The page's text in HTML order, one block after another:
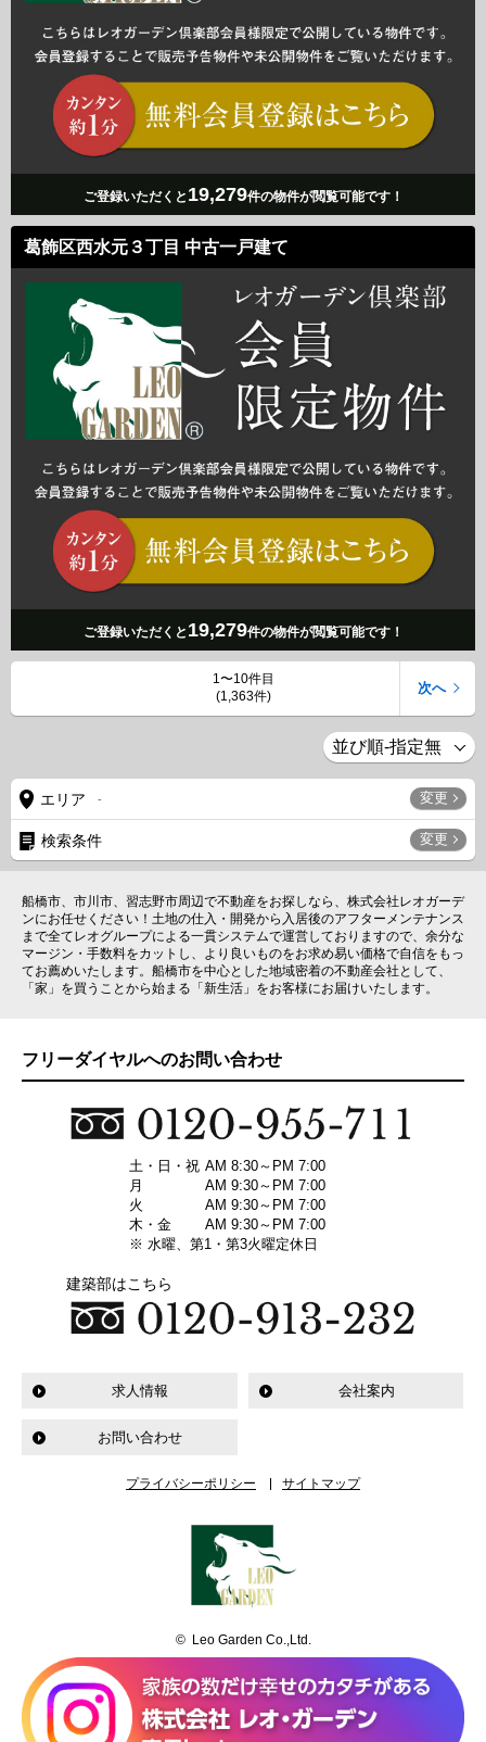
ご登録いただくと 19,279件の物件が閲覧可能です！
葛飾区西水元３丁目 中古一戸建て
ご登録いただくと 19,279件の物件が閲覧可能です！
1〜10件目
(1,363件)
次へ
エリア - 変更
検索条件 変更
船橋市、市川市、習志野市周辺で不動産をお探しなら、株式会社レオガーデ
ンにお任せください！土地の仕入・開発から入居後のアフターメンテナンス
まで全てレオグループによる一貫システムで運営しておりますので、余分な
マージン・手数料をカットし、より良いものをお求め易い価格で自信をもっ
てお薦めいたします。船橋市を中心とした地域密着の不動産会社として、
「家」を買うことから始まる「新生活」をお客様にお届けいたします。
フリーダイヤルへのお問い合わせ
土・日・祝 AM 8:30～PM 7:00
月
AM 9:30～PM 7:00
火
AM 9:30～PM 7:00
木・金
AM 9:30～PM 7:00
※ 水曜、第1・第3火曜定休日
建築部はこちら
求人情報 会社案内
お問い合わせ
プライバシーポリシー サイトマップ
© Leo Garden Co.,Ltd.